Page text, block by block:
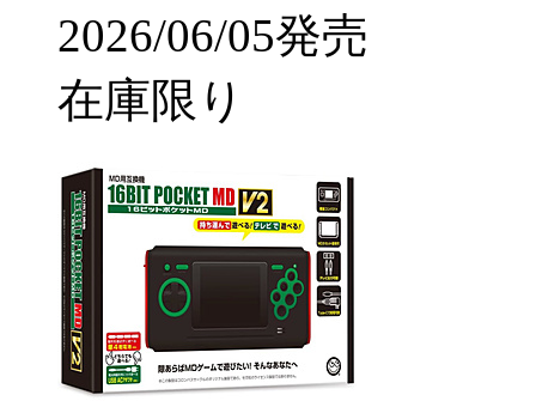
2026/06/05発売
在庫限り